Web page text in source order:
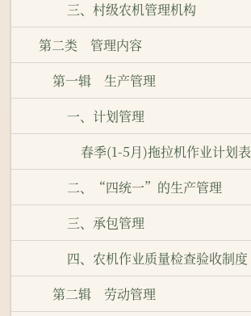
三、村级农机管理机构
第二类 管理内容
第一辑 生产管理
一、计划管理
春季(1-5月)拖拉机作业计划表
二、“四统一”的生产管理
三、承包管理
四、农机作业质量检查验收制度
第二辑 劳动管理